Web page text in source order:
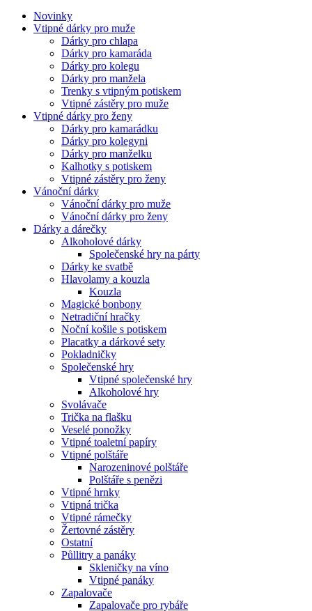
Novinky
Vtipné dárky pro muže
Dárky pro chlapa
Dárky pro kamaráda
Dárky pro kolegu
Dárky pro manžela
Trenky s vtipným potiskem
Vtipné zástěry pro muže
Vtipné dárky pro ženy
Dárky pro kamarádku
Dárky pro kolegyni
Dárky pro manželku
Kalhotky s potiskem
Vtipné zástěry pro ženy
Vánoční dárky
Vánoční dárky pro muže
Vánoční dárky pro ženy
Dárky a dárečky
Alkoholové dárky
Společenské hry na párty
Dárky ke svatbě
Hlavolamy a kouzla
Kouzla
Magické bonbony
Netradiční hračky
Noční košile s potiskem
Placatky a dárkové sety
Pokladničky
Společenské hry
Vtipné společenské hry
Alkoholové hry
Svolávače
Trička na flašku
Veselé ponožky
Vtipné toaletní papíry
Vtipné polštáře
Narozeninové polštáře
Polštáře s penězi
Vtipné hrnky
Vtipná trička
Vtipné rámečky
Žertovné zástěry
Ostatní
Půllitry a panáky
Skleničky na víno
Vtipné panáky
Zapalovače
Zapalovače pro rybáře